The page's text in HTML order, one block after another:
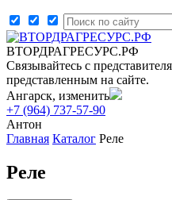
ВТОРДРАГРЕСУРС.РФ
Связывайтесь с
представленным на сайте.
Ангарск, изменить
+7 (964) 737-57-90
Антон
Главная Каталог Реле
Реле